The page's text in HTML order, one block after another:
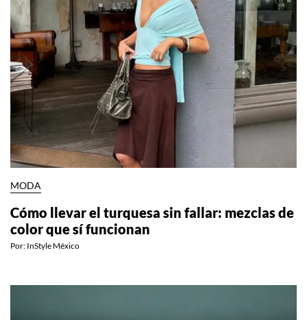
MODA
Cómo llevar el turquesa sin fallar: mezclas de
color que sí funcionan
Por: InStyle México